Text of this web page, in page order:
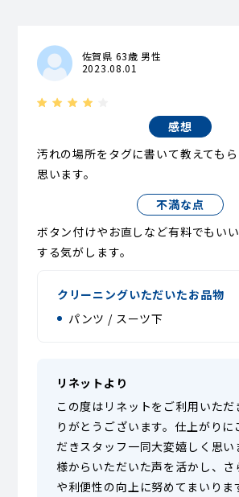
佐賀県 63歳 男性
2023.08.01
感想
汚れの場所をタグに書いて教えても
思います。
不満な点
ボタン付けやお直しなど有料でもい
する気がします。
クリーニングいただいたお品物
パンツ / スーツ下
リネットより
この度はリネットをご利用いただ
りがとうございます。仕上がりに
だきスタッフ一同大変嬉しく思い
様からいただいた声を活かし、さ
や利便性の向上に努めてまいりま